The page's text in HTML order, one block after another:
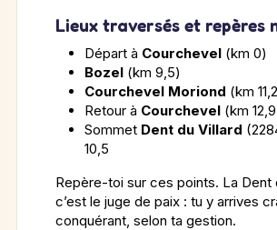
Lieux traversés et repères
Départ à Courchevel (km 0)
Bozel (km 9,5)
Courchevel Moriond (km
Retour à Courchevel (km
Sommet Dent du Villard
10,5
Repère-toi sur ces points. La Dent
c’est le juge de paix : tu y arrives
conquérant, selon ta gestion.